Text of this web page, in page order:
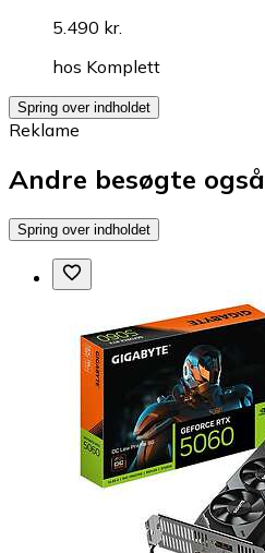
5.490 kr.
hos Komplett
Spring over indholdet
Reklame
Andre besøgte også
Spring over indholdet